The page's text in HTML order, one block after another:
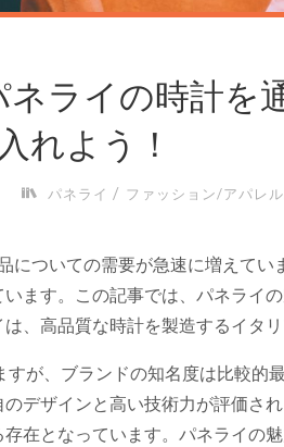
ライの時計を
入れよう！
パネライ / ファッション/アパレ
ついての需要が急速に増えてい
ます。この記事では、パネライ
、高品質な時計を製造するイタリ
が、ブランドの知名度は比較的
デザインと高い技術力が評価さ
在となっています。パネライの